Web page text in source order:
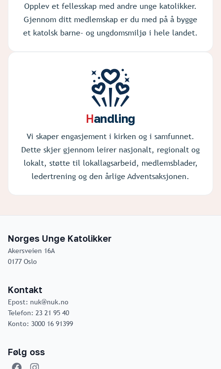
Opplev et fellesskap med andre unge katolikker.
Gjennom ditt medlemskap er du med på å bygge
et katolsk barne- og ungdomsmiljø i hele landet.
Handling
Vi skaper engasjement i kirken og i samfunnet.
Dette skjer gjennom leirer nasjonalt, regionalt og
lokalt, støtte til lokallagsarbeid, medlemsblader,
ledertrening og den årlige Adventsaksjonen.
Norges Unge Katolikker
Akersveien 16A
0177 Oslo
Kontakt
Epost: nuk@nuk.no
Telefon: 23 21 95 40
Konto: 3000 16 91399
Følg oss